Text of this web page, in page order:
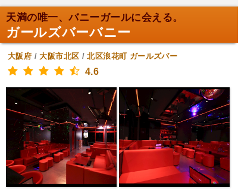
天満の唯一、バニーガールに会える。
ガールズバーバニー
大阪府 /大阪市北区 /北区浪花町 ガールズバー
4.6